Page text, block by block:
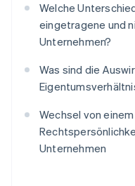
Welche
eingetragene und
Unternehmen?
Was sind die
Wechsel von
Unternehmen